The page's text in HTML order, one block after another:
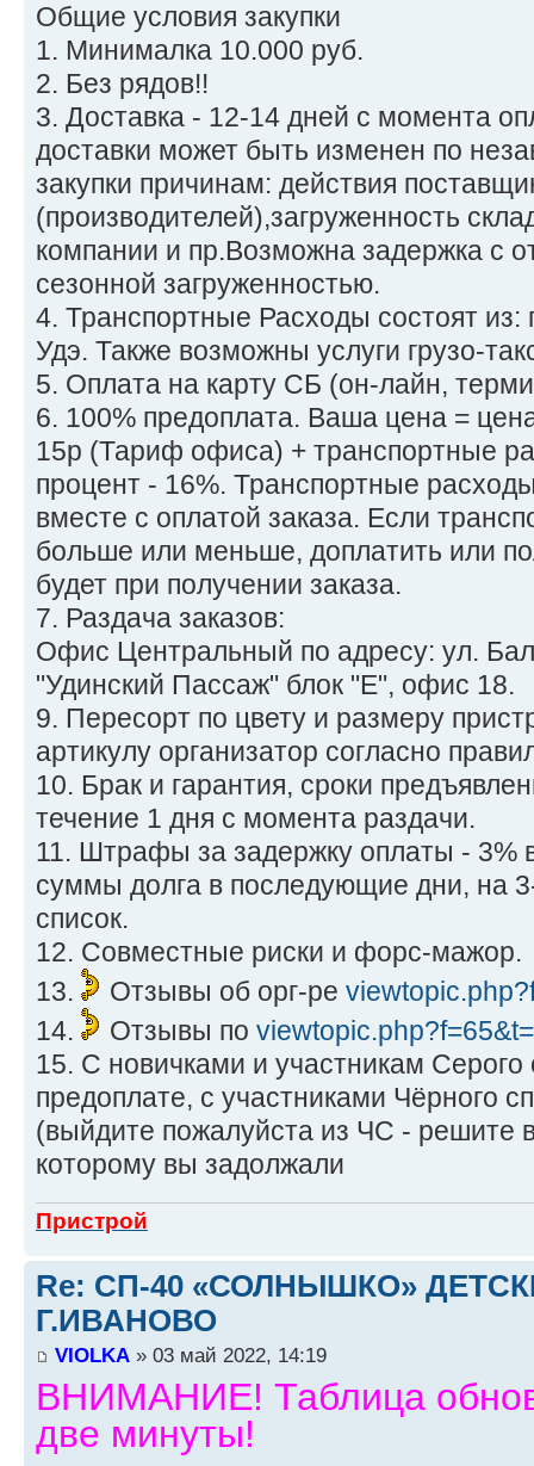
Общие условия закупки
1. Минималка 10.000 руб.
2. Без рядов!!
3. Доставка - 12-14 дней с момента
доставки может быть изменен по
закупки причинам: действия
(производителей),загруженность
компании и пр.Возможна задержка с
сезонной загруженностью.
4. Транспортные Расходы состоят
Удэ. Также возможны услуги грузо-
5. Оплата на карту СБ (он-лайн,
6. 100% предоплата. Ваша цена =
15р (Тариф офиса) + транспортные
процент - 16%. Транспортные
вместе с оплатой заказа. Если
больше или меньше, доплатить или
будет при получении заказа.
7. Раздача заказов:
Офис Центральный по адресу: ул.
"Удинский Пассаж" блок "Е", офис 18.
9. Пересорт по цвету и размеру
артикулу организатор согласно
10. Брак и гарантия, сроки
течение 1 дня с момента раздачи.
11. Штрафы за задержку оплаты - 3%
суммы долга в последующие дни, на
список.
12. Совместные риски и форс-мажор.
13.
Отзывы об орг-ре
14.
Отзывы по
15. С новичками и участникам
предоплате, с участниками Чёрного
(выйдите пожалуйста из ЧС - решите
которому вы задолжали
Пристрой
Re: СП-40 «СОЛНЫШКО»
Г.ИВАНОВО
VIOLKA » 03 май 2022, 14:19
ВНИМАНИЕ! Таблица
две минуты!